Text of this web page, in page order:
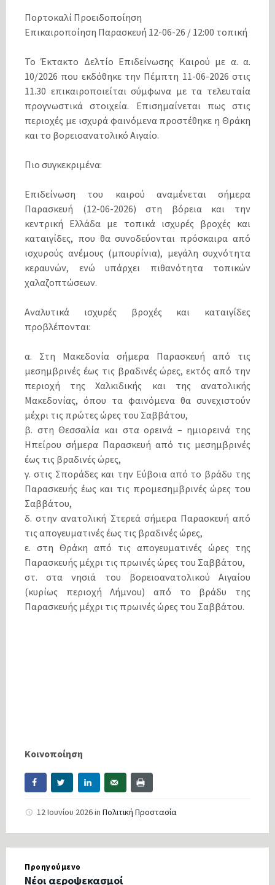
Πορτοκαλί Προειδοποίηση
Επικαιροποίηση Παρασκευή 12-06-26 / 12:00 τοπική
Το Έκτακτο Δελτίο Επιδείνωσης Καιρού με α. α.
10/2026 που εκδόθηκε την Πέμπτη 11-06-2026 στις
11.30 επικαιροποιείται σύμφωνα με τα τελευταία
προγνωστικά στοιχεία. Επισημαίνεται πως στις
περιοχές με ισχυρά φαινόμενα προστέθηκε η Θράκη
και το βορειοανατολικό Αιγαίο.
Πιο συγκεκριμένα:
Επιδείνωση του καιρού αναμένεται σήμερα
Παρασκευή (12-06-2026) στη βόρεια και την
κεντρική Ελλάδα με τοπικά ισχυρές βροχές και
καταιγίδες, που θα συνοδεύονται πρόσκαιρα από
ισχυρούς ανέμους (μπουρίνια), μεγάλη συχνότητα
κεραυνών, ενώ υπάρχει πιθανότητα τοπικών
χαλαζοπτώσεων.
Αναλυτικά ισχυρές βροχές και καταιγίδες
προβλέπονται:
α. Στη Μακεδονία σήμερα Παρασκευή από τις
μεσημβρινές έως τις βραδινές ώρες, εκτός από την
περιοχή της Χαλκιδικής και της ανατολικής
Μακεδονίας, όπου τα φαινόμενα θα συνεχιστούν
μέχρι τις πρώτες ώρες του Σαββάτου,
β. στη Θεσσαλία και στα ορεινά – ημιορεινά της
Ηπείρου σήμερα Παρασκευή από τις μεσημβρινές
έως τις βραδινές ώρες,
γ. στις Σποράδες και την Εύβοια από το βράδυ της
Παρασκευής έως και τις προμεσημβρινές ώρες του
Σαββάτου,
δ. στην ανατολική Στερεά σήμερα Παρασκευή από
τις απογευματινές έως τις βραδινές ώρες,
ε. στη Θράκη από τις απογευματινές ώρες της
Παρασκευής μέχρι τις πρωινές ώρες του Σαββάτου,
στ. στα νησιά του βορειοανατολικού Αιγαίου
(κυρίως περιοχή Λήμνου) από το βράδυ της
Παρασκευής μέχρι τις πρωινές ώρες του Σαββάτου.
Κοινοποίηση
12 Ιουνίου 2026in Πολιτική Προστασία
Προηγούμενο
Νέοι αεροψεκασμοί